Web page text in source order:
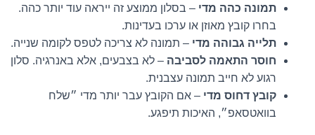
תמונה כהה מדי – בסלון ממוצע זה ייראה עוד יותר כהה.
בחרו קובץ מאוזן או ערכו בעדינות.
תלייה גבוהה מדי – תמונה לא צריכה לטפס לקומה שנייה.
חוסר התאמה לסביבה – לא בצבעים, אלא באנרגיה. סלון
רגוע לא חייב תמונה עצבנית.
קובץ דחוס מדי – אם הקובץ עבר יותר מדי ״שלח
בוואטסאפ״, האיכות תיפגע.